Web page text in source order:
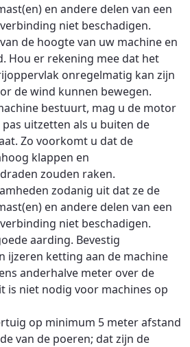
en andere delen van een
niet beschadigen.
de hoogte van uw machine en
Hou er rekening mee dat het
onregelmatig kan zijn
de wind kunnen bewegen.
bestuurt, mag u de motor
uitzetten als u buiten de
Zo voorkomt u dat de
klappen en
zouden raken.
zodanig uit dat ze de
en andere delen van een
niet beschadigen.
aarding. Bevestig
ijzeren ketting aan de machine
anderhalve meter over de
is niet nodig voor machines op
op minimum 5 meter afstand
van de poeren; dat zijn de